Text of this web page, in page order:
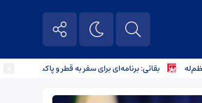
بقائی: برنامه‌ای برای سفر به قطر و پاکستان نداریم